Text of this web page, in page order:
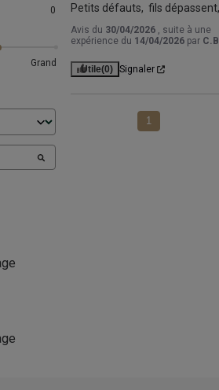
0
Grand
Petits défauts,  fils dépassent,
Avis du 30/04/2026 , suite à une
expérience du 14/04/2026 par
Utile(0) Signaler
1